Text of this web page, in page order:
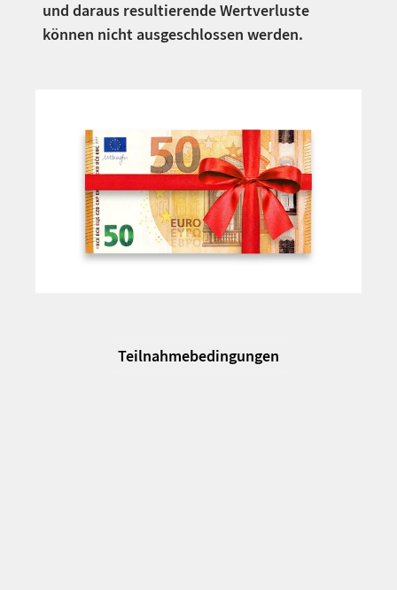
und daraus resultierende Wertverluste
können nicht ausgeschlossen werden.
Teilnahmebedingungen